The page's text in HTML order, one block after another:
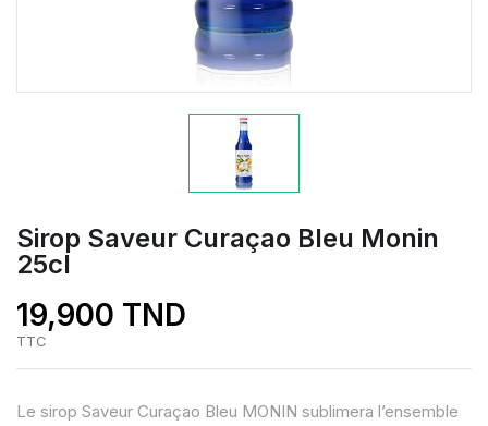
Sirop Saveur Curaçao Bleu Monin
25cl
19,900 TND
TTC
Le sirop Saveur Curaçao Bleu MONIN sublimera l’ensemble